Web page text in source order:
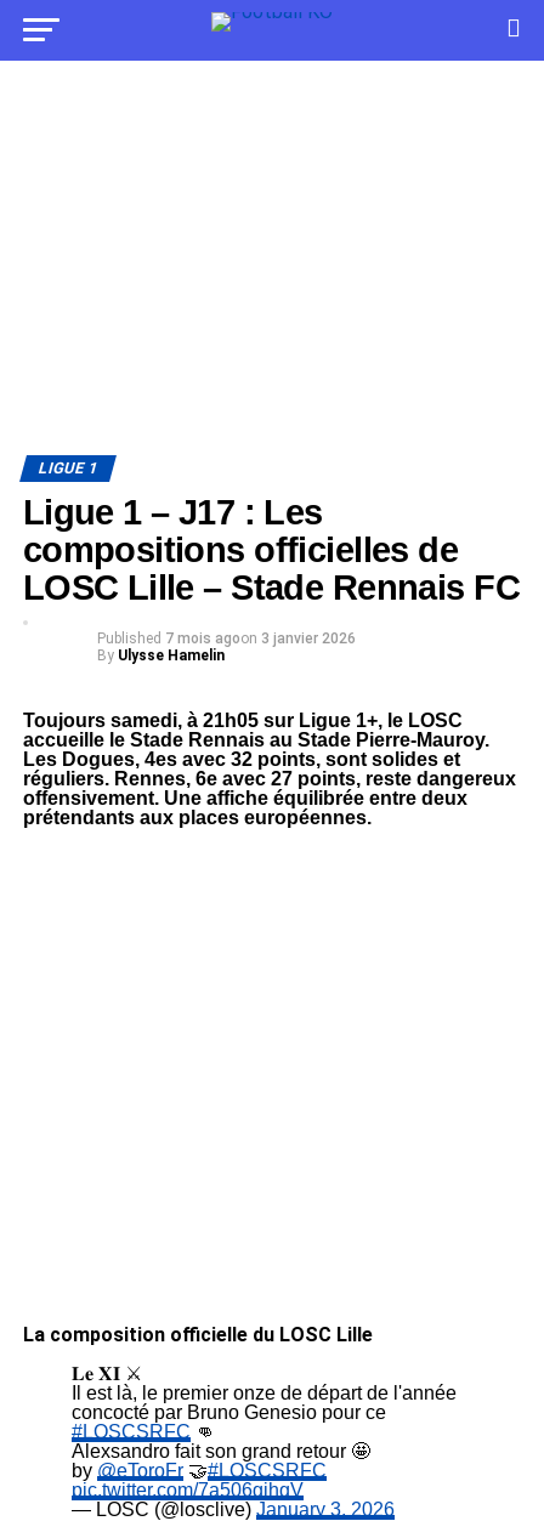
LIGUE 1
Ligue 1 – J17 : Les
compositions officielles de
LOSC Lille – Stade Rennais FC
Published 7 mois agoon 3 janvier 2026
By Ulysse Hamelin
Toujours samedi, à 21h05 sur Ligue 1+, le LOSC
accueille le Stade Rennais au Stade Pierre-Mauroy.
Les Dogues, 4es avec 32 points, sont solides et
réguliers. Rennes, 6e avec 27 points, reste dangereux
offensivement. Une affiche équilibrée entre deux
prétendants aux places européennes.
La composition officielle du LOSC Lille
𝐋𝐞 𝐗𝐈 ⚔️
Il est là, le premier onze de départ de l'année
concocté par Bruno Genesio pour ce
#LOSCSRFC 👊
Alexsandro fait son grand retour 🤩
by @eToroFr🤝#LOSCSRFC
pic.twitter.com/7a506gihgV
— LOSC (@losclive) January 3, 2026